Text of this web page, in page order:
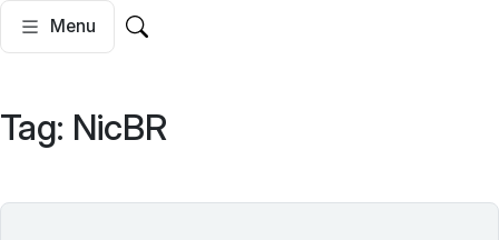
Menu
Pesquisar no site
Tag: NicBR